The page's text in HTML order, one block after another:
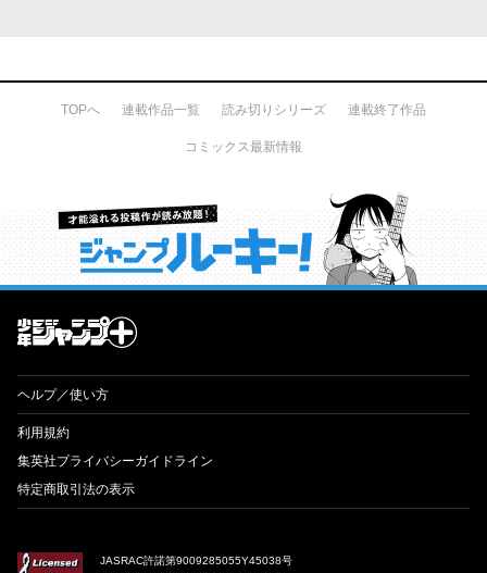
TOPへ 連載作品一覧 読み切りシリーズ 連載終了作品
コミックス最新情報
才能溢れる投稿作が読み放題！ ジャンプルーキー！
ヘルプ／使い方
利用規約
集英社プライバシーガイドライン
特定商取引法の表示
JASRAC許諾第9009285055Y45038号